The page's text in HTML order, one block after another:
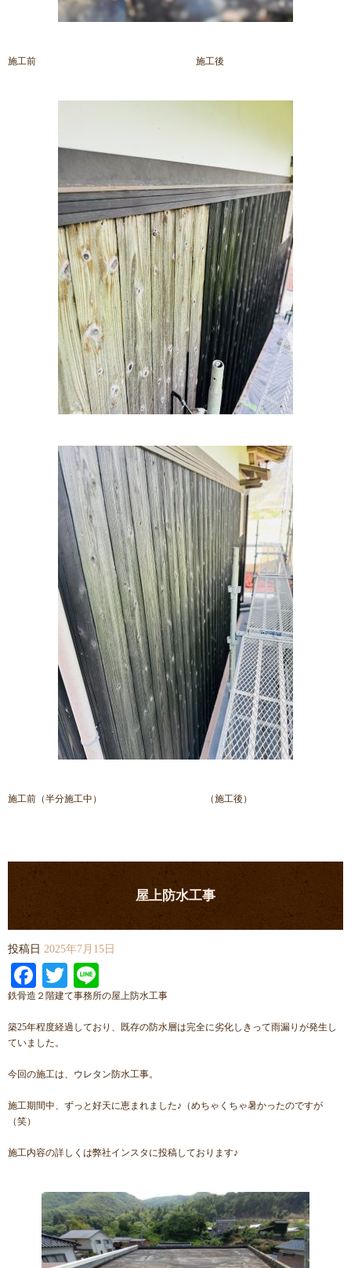
施工前 施工後
施工前（半分施工中） （施工後）
屋上防水工事
投稿日 2025年7月15日
Facebook
Twitter
鉄骨造２階建て事務所の屋上防水工事
築25年程度経過しており、既存の防水層は完全に劣化しきって雨漏りが発生し
ていました。
今回の施工は、ウレタン防水工事。
施工期間中、ずっと好天に恵まれました♪（めちゃくちゃ暑かったのですが
（笑）
施工内容の詳しくは弊社インスタに投稿しております♪